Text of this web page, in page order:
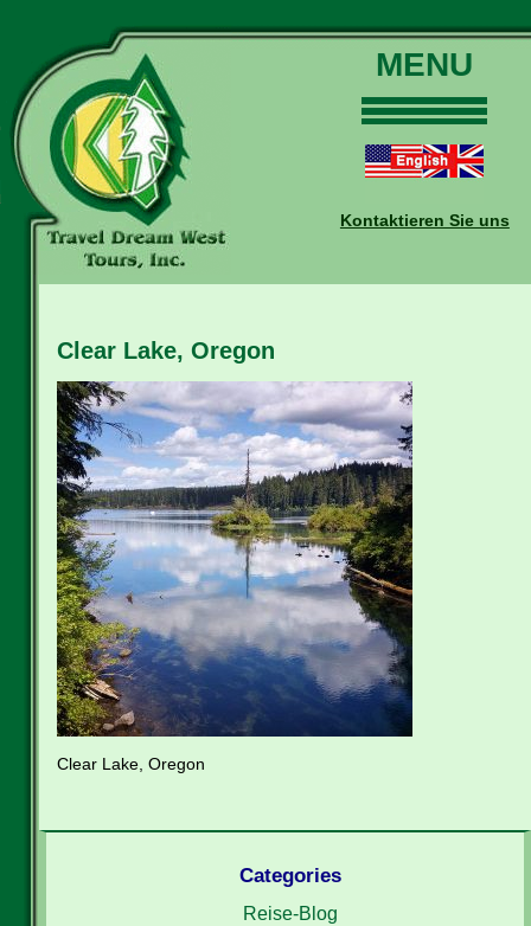
MENU
Touren
Daten und Preise
Buchungen
Reise-Blog
Kontaktieren Sie uns
Clear Lake, Oregon
Clear Lake, Oregon
Categories
Reise-Blog